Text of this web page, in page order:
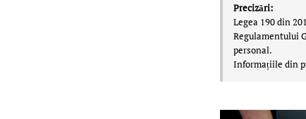
Precizări:
Legea 190 din
Regulamentului
personal.
Informațiile din